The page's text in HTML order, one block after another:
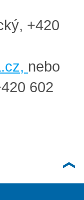
+420
, nebo
602